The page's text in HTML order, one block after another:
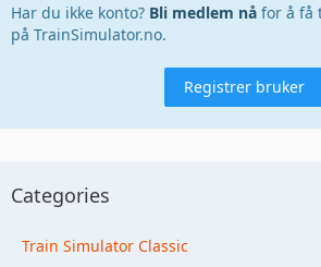
Har du ikke konto? Bli medlem nå for å få
på TrainSimulator.no.
Registrer bruker
Categories
Train Simulator Classic